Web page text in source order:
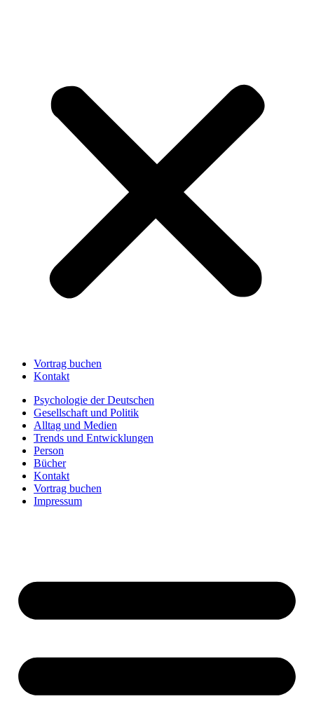
Vortrag buchen
Kontakt
Psychologie der Deutschen
Gesellschaft und Politik
Alltag und Medien
Trends und Entwicklungen
Person
Bücher
Kontakt
Vortrag buchen
Impressum